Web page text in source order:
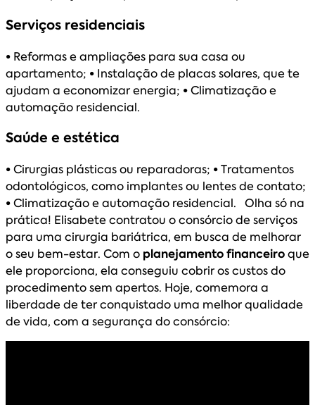
Serviços residenciais
• Reformas e ampliações para sua casa ou
apartamento; • Instalação de placas solares, que te
ajudam a economizar energia; •Climatização e
automação residencial.
Saúde e estética
•Cirurgias plásticas ou reparadoras; •Tratamentos
odontológicos, como implantes ou lentes de contato;
•Climatização e automação residencial. Olha só na
prática! Elisabete contratou o consórcio de serviços
para uma cirurgia bariátrica, em busca de melhorar
o seu bem-estar. Com o planejamento financeiroque
ele proporciona, ela conseguiu cobrir os custos do
procedimento sem apertos. Hoje, comemora a
liberdade de ter conquistado uma melhor qualidade
de vida, com a segurança do consórcio: